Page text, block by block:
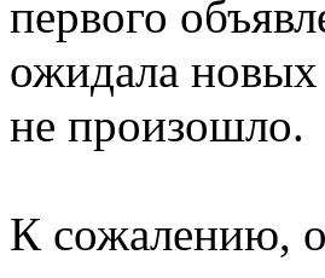
первого
ожидала новых
не произошло.
К сожалению,